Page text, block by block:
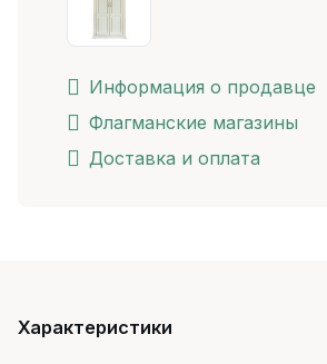
Информация о продавце
Флагманские магазины
Доставка и оплата
Характеристики